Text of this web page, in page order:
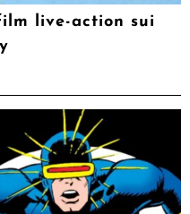
live-action sui